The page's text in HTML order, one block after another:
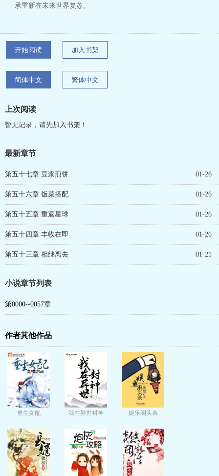
承重新在未来世界复苏。
开始阅读 加入书架
简体中文 繁体中文
上次阅读
暂无记录，请先加入书架！
最新章节
第五十七章 豆浆煎饼 01-26
第五十六章 饭菜搭配 01-26
第五十五章 重返星球 01-26
第五十四章 丰收在即 01-26
第五十三章 相继离去 01-21
小说章节列表
第0000--0057章
作者其他作品
重生女配 我在异世封神 娱乐圈头条